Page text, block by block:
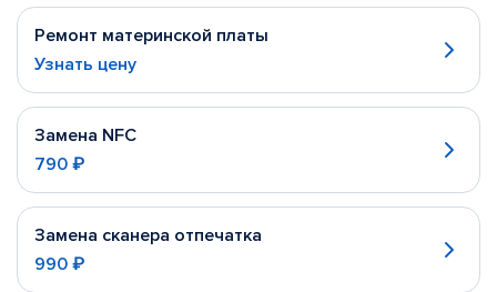
Ремонт материнской платы
Узнать цену
Замена NFC
790 ₽
Замена сканера отпечатка
990 ₽